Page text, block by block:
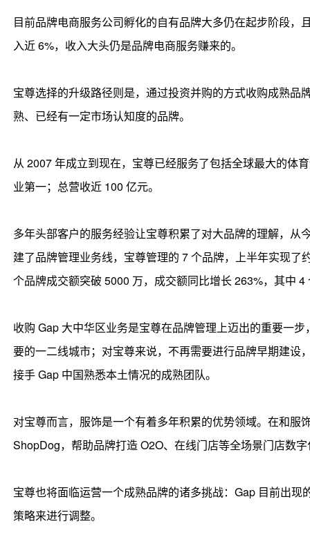
目前品牌电商服务公司孵化的自有品牌大多仍在起步阶段
入近 6%，收入大头仍是品牌电商服务赚来的。
宝尊选择的升级路径则是，通过投资并购的方式收购成熟
熟、已经有一定市场认知度的品牌。
从 2007 年成立到现在，宝尊已经服务了包括全球最大的体
业第一；总营收近 100 亿元。
多年头部客户的服务经验让宝尊积累了对大品牌的理解，
建了品牌管理业务线，宝尊管理的 7 个品牌，上半年实现
个品牌成交额突破 5000 万，成交额同比增长 263%，其中
收购 Gap 大中华区业务是宝尊在品牌管理上迈出的重要一
要的一二线城市；对宝尊来说，不再需要进行品牌早期建
接手 Gap 中国熟悉本土情况的成熟团队。
对宝尊而言，服饰是一个有着多年积累的优势领域。在和
ShopDog，帮助品牌打造 O2O、在线门店等全场景门店数
宝尊也将面临运营一个成熟品牌的诸多挑战：Gap 目前出
策略来进行调整。